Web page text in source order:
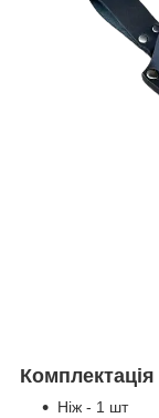
Комплектація
Ніж - 1 шт